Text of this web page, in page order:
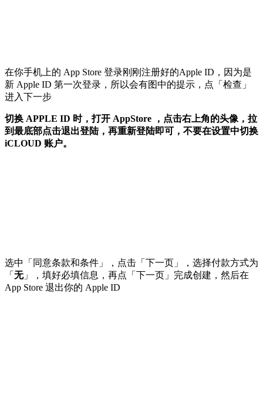
在你手机上的 App Store 登录刚刚注册好的Apple ID，因为是
新 Apple ID 第一次登录，所以会有图中的提示，点「检查」
进入下一步
切换 APPLE ID 时，打开 AppStore ，点击右上角的头像，拉
到最底部点击退出登陆，再重新登陆即可，不要在设置中切换
iCLOUD 账户。
选中「同意条款和条件」，点击「下一页」，选择付款方式为
「 无」，填好必填信息，再点「下一页」完成创建，然后在
App Store 退出你的 Apple ID